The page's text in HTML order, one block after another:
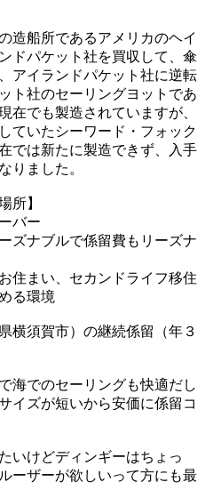
造船所であるアメリカのヘイ
ドパケット社を買収して、傘
アイランドパケット社に逆転
ト社のセーリングヨットであ
在でも製造されていますが、
ていたシーワード・フォック
では新たに製造できず、入手
りました。
所】
バー
ズナブルで係留費もリーズナ
住まい、セカンドライフ移住
る環境
横須賀市）の継続係留（年３
海でのセーリングも快適だし
イズが短いから安価に係留コ
いけどディンギーはちょっ
ーザーが欲しいって方にも最